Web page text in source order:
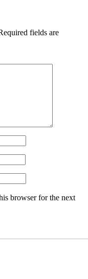
fields are
browser for the next